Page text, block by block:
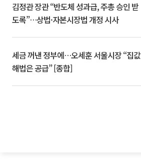
김정관 장관 “반도체 성과급, 주총 승인 받
도록”…상법·자본시장법 개정 시사
세금 꺼낸 정부에…오세훈 서울시장 “집값
해법은 공급” [종합]